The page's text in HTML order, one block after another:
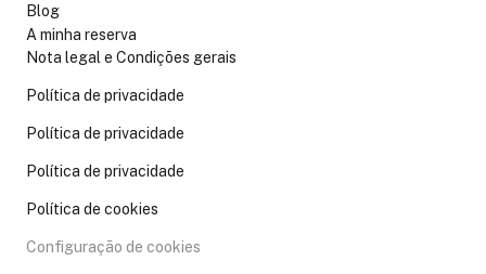
Blog
A minha reserva
Nota legal e Condições gerais
Política de privacidade
Política de privacidade
Política de privacidade
Política de cookies
Configuração de cookies